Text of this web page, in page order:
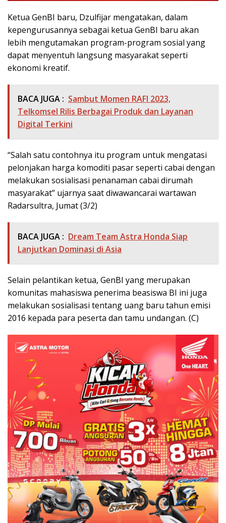
Ketua GenBI baru, Dzulfijar mengatakan, dalam
kepengurusannya sebagai ketua GenBI baru akan
lebih mengutamakan program-program sosial yang
dapat menyentuh langsung masyarakat seperti
ekonomi kreatif.
BACA JUGA : Sambut Momen RAFI 2023,
Telkomsel Rilis Berbagai Produk dan Layanan
Digital Terkini
“Salah satu contohnya itu program untuk mengatasi
pelonjakan harga komoditi pasar seperti cabai dengan
melakukan sosialisasi penanaman cabai dirumah
masyarakat” ujarnya saat diwawancarai wartawan
Radarsultra, Jumat (3/2)
BACA JUGA : Dream Team Astra Honda Siap
Lanjutkan Dominasi di Asia
Selain pelantikan ketua, GenBI yang merupakan
komunitas mahasiswa penerima beasiswa BI ini juga
melakukan sosialisasi tentang uang baru tahun emisi
2016 kepada para peserta dan tamu undangan. (C)